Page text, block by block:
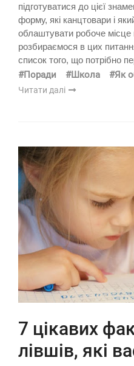
підготуватися до цієї
форму, які канцтовари і
облаштувати робоче
розбираємося в цих
список того, що потрібно
#Поради #Школа #Як
Читати далі
7 цікавих
лівшів, які